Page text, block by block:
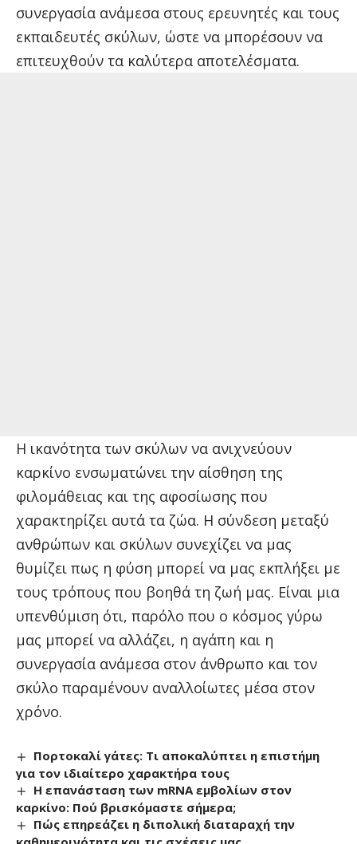
συνεργασία ανάμεσα στους ερευνητές και τους
εκπαιδευτές σκύλων, ώστε να μπορέσουν να
επιτευχθούν τα καλύτερα αποτελέσματα.
Η ικανότητα των σκύλων να ανιχνεύουν
καρκίνο ενσωματώνει την αίσθηση της
φιλομάθειας και της αφοσίωσης που
χαρακτηρίζει αυτά τα ζώα. Η σύνδεση μεταξύ
ανθρώπων και σκύλων συνεχίζει να μας
θυμίζει πως η φύση μπορεί να μας εκπλήξει με
τους τρόπους που βοηθά τη ζωή μας. Είναι μια
υπενθύμιση ότι, παρόλο που ο κόσμος γύρω
μας μπορεί να αλλάζει, η αγάπη και η
συνεργασία ανάμεσα στον άνθρωπο και τον
σκύλο παραμένουν αναλλοίωτες μέσα στον
χρόνο.
Πορτοκαλί γάτες: Τι αποκαλύπτει η επιστήμη
για τον ιδιαίτερο χαρακτήρα τους
Η επανάσταση των mRNA εμβολίων στον
καρκίνο: Πού βρισκόμαστε σήμερα;
Πώς επηρεάζει η διπολική διαταραχή την